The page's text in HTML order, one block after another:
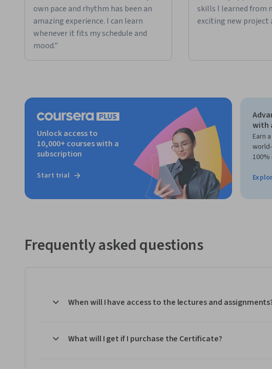
own pace and rhythm has been an
amazing experience. I can learn
whenever it fits my schedule and
mood."
skills I learned from
exciting new project
Unlock access to
10,000+ courses with a
subscription
Start trial
with
Earn
100%
Frequently asked questions
When will I have access to the lectures and
What will I get if I purchase the Certificate?